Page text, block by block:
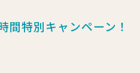
間特別キャンペーン！